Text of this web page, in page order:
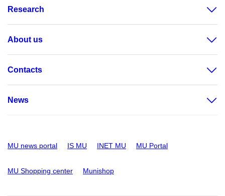
Research
About us
Contacts
News
MU news portal IS MU INET MU MU Portal
MU Shopping center Munishop